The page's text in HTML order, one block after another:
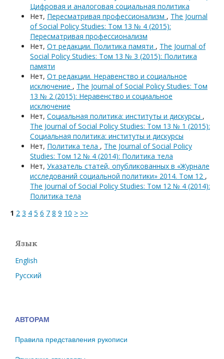
Цифровая и аналоговая социальная политика
Нет, Пересматривая профессионализм , The Journal
of Social Policy Studies: Том 13 № 4 (2015):
Пересматривая профессионализм
Нет, От редакции. Политика памяти , The Journal of
Social Policy Studies: Том 13 № 3 (2015): Политика
памяти
Нет, От редакции. Неравенство и социальное
исключение , The Journal of Social Policy Studies: Том
13 № 2 (2015): Неравенство и социальное
исключение
Нет, Социальная политика: институты и дискурсы ,
The Journal of Social Policy Studies: Том 13 № 1 (2015):
Социальная политика: институты и дискурсы
Нет, Политика тела , The Journal of Social Policy
Studies: Том 12 № 4 (2014): Политика тела
Нет, Указатель статей, опубликованных в «Журнале
исследований социальной политики» 2014. Том 12 ,
The Journal of Social Policy Studies: Том 12 № 4 (2014):
Политика тела
1 2 3 4 5 6 7 8 9 10 > >>
Язык
English
Русский
АВТОРАМ
Правила представления рукописи